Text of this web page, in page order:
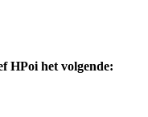
HPoi het volgende: